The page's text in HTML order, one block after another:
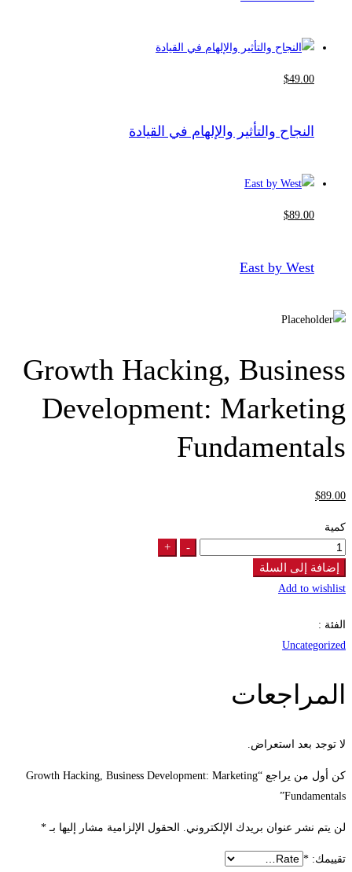
$49.00
النجاح والتأثير والإلهام في القيادة
$89.00
East by West
Growth Hacking, Business
Development: Marketing
Fundamentals
$89 .00
كمية
Growth
Hacking,
Business
Marketing
Fundamentals
-
+
إضافة إلى السلة
Add to wishlist
الفئة :
Uncategorized
المراجعات
لا توجد بعد استعراض.
كن أول من يراجع “Growth Hacking, Business Development: Marketing
Fundamentals”
لن يتم نشر عنوان بريدك الإلكتروني. الحقول الإلزامية مشار إليها بـ *
تقييمك: *